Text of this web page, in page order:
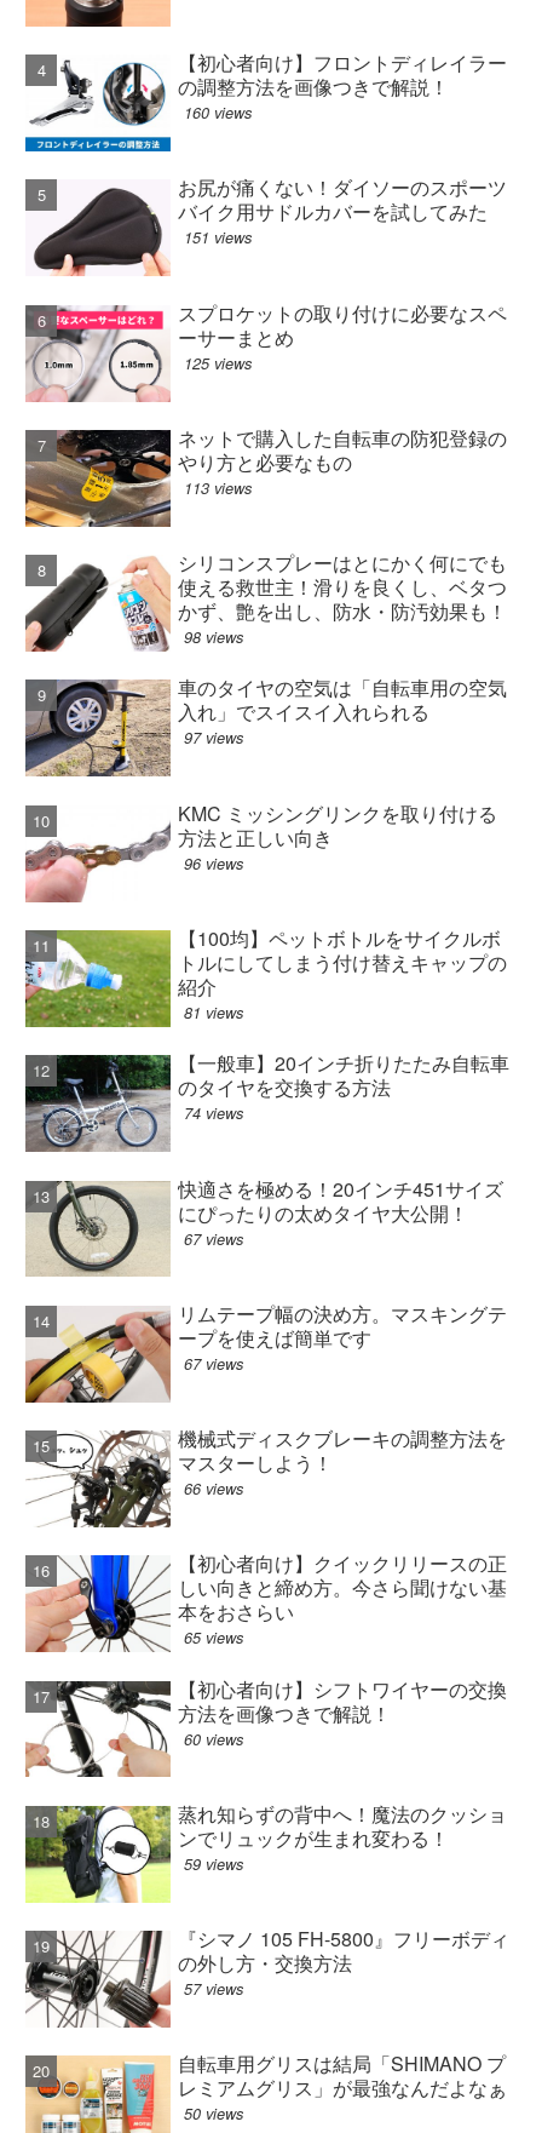
【初心者向け】フロントディレイラー
の調整方法を画像つきで解説！
160 views
お尻が痛くない！ダイソーのスポーツ
バイク用サドルカバーを試してみた
151 views
スプロケットの取り付けに必要なスペ
ーサーまとめ
125 views
ネットで購入した自転車の防犯登録の
やり方と必要なもの
113 views
シリコンスプレーはとにかく何にでも
使える救世主！滑りを良くし、ベタつ
かず、艶を出し、防水・防汚効果も！
98 views
車のタイヤの空気は「自転車用の空気
入れ」でスイスイ入れられる
97 views
KMC ミッシングリンクを取り付ける
方法と正しい向き
96 views
【100均】ペットボトルをサイクルボ
トルにしてしまう付け替えキャップの
紹介
81 views
【一般車】20インチ折りたたみ自転車
のタイヤを交換する方法
74 views
快適さを極める！20インチ451サイズ
にぴったりの太めタイヤ大公開！
67 views
リムテープ幅の決め方。マスキングテ
ープを使えば簡単です
67 views
機械式ディスクブレーキの調整方法を
マスターしよう！
66 views
【初心者向け】クイックリリースの正
しい向きと締め方。今さら聞けない基
本をおさらい
65 views
【初心者向け】シフトワイヤーの交換
方法を画像つきで解説！
60 views
蒸れ知らずの背中へ！魔法のクッショ
ンでリュックが生まれ変わる！
59 views
『シマノ 105 FH-5800』フリーボディ
の外し方・交換方法
57 views
自転車用グリスは結局「SHIMANO プ
レミアムグリス」が最強なんだよなぁ
50 views